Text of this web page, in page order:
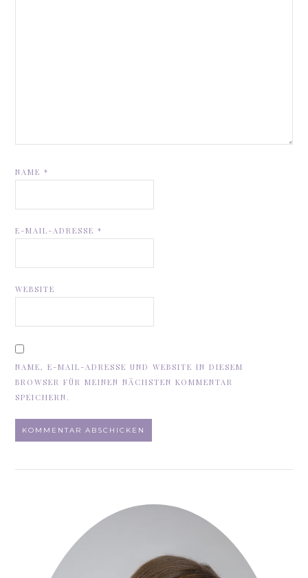
NAME*
E-MAIL-ADRESSE*
WEBSITE
NAME, E-MAIL-ADRESSE UND WEBSITE IN DIESEM
BROWSER FÜR MEINEN NÄCHSTEN KOMMENTAR
SPEICHERN.